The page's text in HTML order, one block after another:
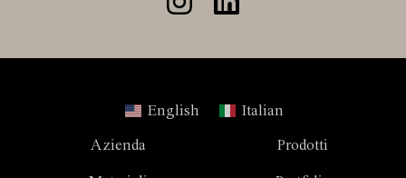
English Italian
Azienda Prodotti